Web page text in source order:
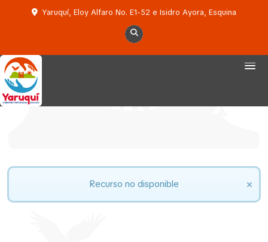
Yaruquí, Eloy Alfaro No. E1-52 e Isidro Ayora, Esquina
Recurso no disponible